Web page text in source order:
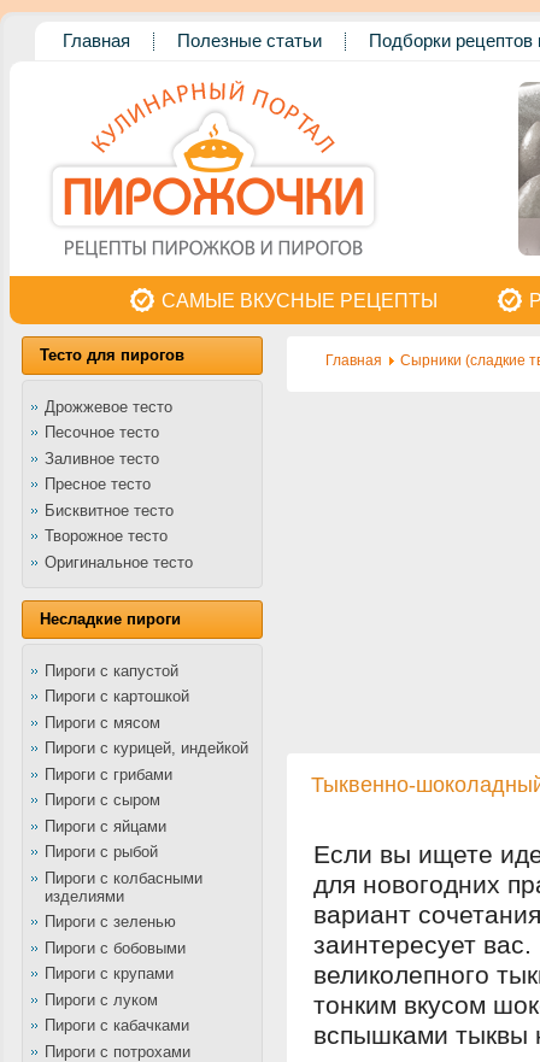
Главная Полезные статьи Подборки рецептов
САМЫЕ ВКУСНЫЕ РЕЦЕПТЫ
Тесто для пирогов
Дрожжевое тесто
Песочное тесто
Заливное тесто
Пресное тесто
Бисквитное тесто
Творожное тесто
Оригинальное тесто
Несладкие пироги
Пироги с капустой
Пироги с картошкой
Пироги с мясом
Пироги с курицей, индейкой
Пироги с грибами
Пироги с сыром
Пироги с яйцами
Пироги с рыбой
Пироги с колбасными
изделиями
Пироги с зеленью
Пироги с бобовыми
Пироги с крупами
Пироги с луком
Пироги с кабачками
Пироги с потрохами
Главная Сырники (сладкие
Тыквенно-
Если вы ищете
для новогодних
вариант
заинтересует
великолепного
тонким вкусом
вспышками